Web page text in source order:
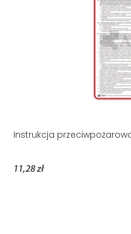
Instrukcja
11,28 zł